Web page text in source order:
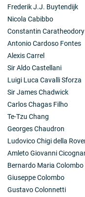
Frederik J.J. Buytendijk
Nicola Cabibbo
Constantin Caratheodory
Antonio Cardoso Fontes
Alexis Carrel
Sir Aldo Castellani
Luigi Luca Cavalli Sforza
Sir James Chadwick
Carlos Chagas Filho
Te-Tzu Chang
Georges Chaudron
Ludovico Chigi della
Amleto Giovanni
Bernardo Maria Colombo
Giuseppe Colombo
Gustavo Colonnetti